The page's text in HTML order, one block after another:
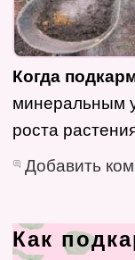
Когда
минеральным
роста
Добавить
Как